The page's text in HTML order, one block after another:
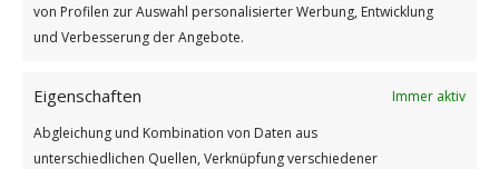
von Profilen zur Auswahl personalisierter Werbung, Entwicklung
und Verbesserung der Angebote.
Eigenschaften
Immer aktiv
Abgleichung und Kombination von Daten aus
unterschiedlichen Quellen, Verknüpfung verschiedener
Impressum